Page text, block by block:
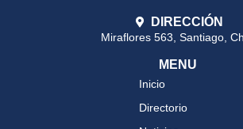
DIRECCIÓN
Miraflores 563, Santiago,
MENU
Inicio
Directorio